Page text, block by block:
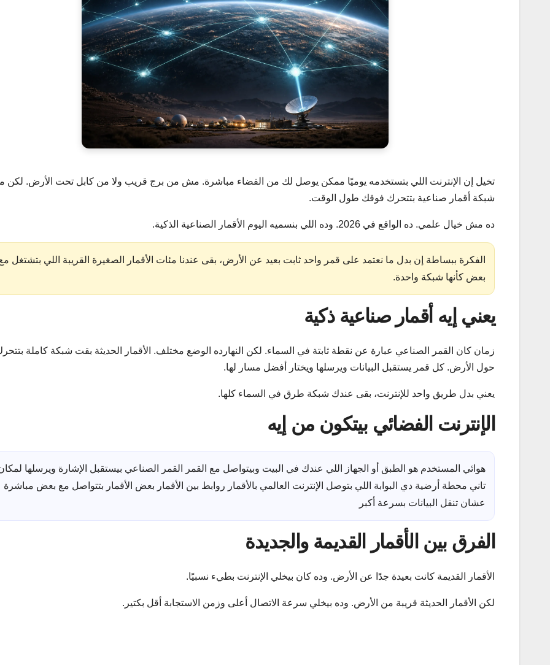
تخيل إن الإنترنت اللي بتستخدمه يوميًا ممكن يوصل لك من الفضاء مباشرة. مش من برج قريب ولا من كابل تحت الأرض. لكن
شبكة أقمار صناعية بتتحرك فوقك طول الوقت.
ده مش خيال علمي. ده الواقع في 2026. وده اللي بنسميه اليوم الأقمار الصناعية الذكية.
الفكرة ببساطة إن بدل ما نعتمد على قمر واحد ثابت بعيد عن الأرض، بقى عندنا مئات الأقمار الصغيرة القريبة اللي بتشتغل
بعض كأنها شبكة واحدة.
يعني إيه أقمار صناعية ذكية
زمان كان القمر الصناعي عبارة عن نقطة ثابتة في السماء. لكن النهارده الوضع مختلف. الأقمار الحديثة بقت شبكة كاملة
حول الأرض. كل قمر يستقبل البيانات ويرسلها ويختار أفضل مسار لها.
يعني بدل طريق واحد للإنترنت، بقى عندك شبكة طرق في السماء كلها.
الإنترنت الفضائي بيتكون من إيه
هوائي المستخدم هو الطبق أو الجهاز اللي عندك في البيت وبيتواصل مع القمر القمر الصناعي بيستقبل الإشارة ويرسلها
تاني محطة أرضية دي البوابة اللي بتوصل الإنترنت العالمي بالأقمار روابط بين الأقمار بعض الأقمار بتتواصل مع بعض مباشرة
عشان تنقل البيانات بسرعة أكبر
الفرق بين الأقمار القديمة والجديدة
الأقمار القديمة كانت بعيدة جدًا عن الأرض. وده كان بيخلي الإنترنت بطيء نسبيًا.
لكن الأقمار الحديثة قريبة من الأرض. وده بيخلي سرعة الاتصال أعلى وزمن الاستجابة أقل بكتير.